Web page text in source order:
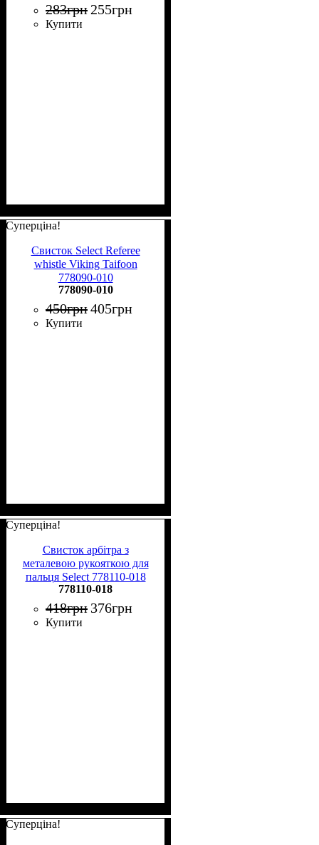
283грн 255грн
Купити
Суперціна!
Свисток Select Referee
whistle Viking Taifoon
778090-010
778090-010
450грн405грн
Купити
Суперціна!
Свисток арбітра з
металевою рукояткою для
пальця Select 778110-018
778110-018
418грн 376грн
Купити
Суперціна!